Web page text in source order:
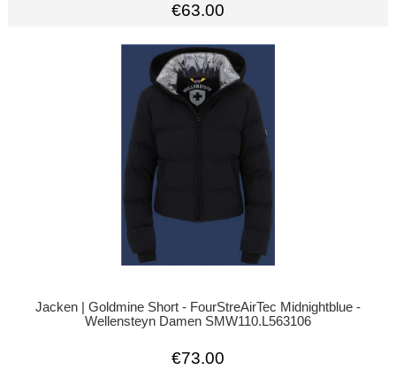
€63.00
Jacken | Goldmine Short - FourStreAirTec Midnightblue -
Wellensteyn Damen SMW110.L563106
€73.00